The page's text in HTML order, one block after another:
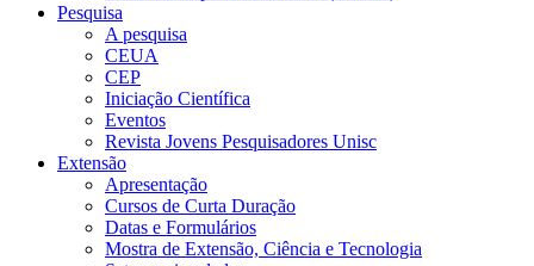
Pesquisa
A pesquisa
CEUA
CEP
Iniciação Científica
Eventos
Revista Jovens Pesquisadores Unisc
Extensão
Apresentação
Cursos de Curta Duração
Datas e Formulários
Mostra de Extensão, Ciência e Tecnologia